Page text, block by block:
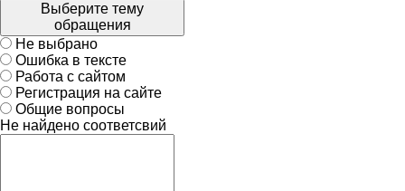
Выберите тему
обращения
Не выбрано
Ошибка в тексте
Работа с сайтом
Регистрация на сайте
Общие вопросы
Не найдено соответсвий